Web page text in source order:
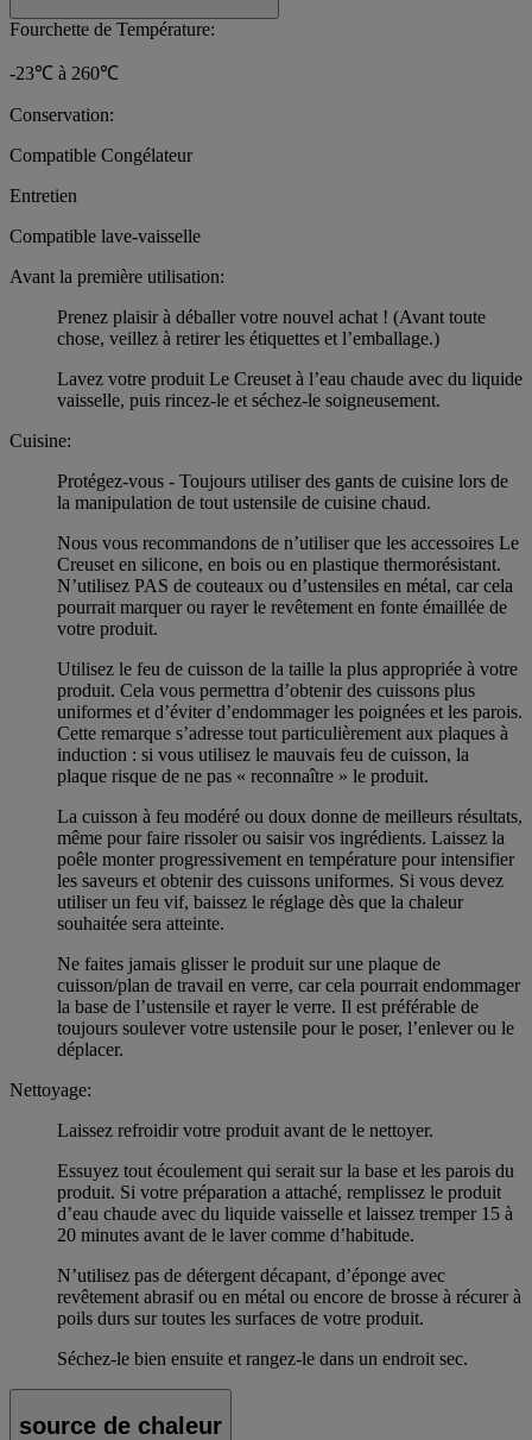
Fourchette de Température:
-23℃ à 260℃
Conservation:
Compatible Congélateur
Entretien
Compatible lave-vaisselle
Avant la première utilisation:
Prenez plaisir à déballer votre nouvel achat ! (Avant toute
chose, veillez à retirer les étiquettes et l’emballage.)
Lavez votre produit Le Creuset à l’eau chaude avec du liquide
vaisselle, puis rincez-le et séchez-le soigneusement.
Cuisine:
Protégez-vous - Toujours utiliser des gants de cuisine lors de
la manipulation de tout ustensile de cuisine chaud.
Nous vous recommandons de n’utiliser que les accessoires Le
Creuset en silicone, en bois ou en plastique thermorésistant.
N’utilisez PAS de couteaux ou d’ustensiles en métal, car cela
pourrait marquer ou rayer le revêtement en fonte émaillée de
votre produit.
Utilisez le feu de cuisson de la taille la plus appropriée à votre
produit. Cela vous permettra d’obtenir des cuissons plus
uniformes et d’éviter d’endommager les poignées et les parois.
Cette remarque s’adresse tout particulièrement aux plaques à
induction : si vous utilisez le mauvais feu de cuisson, la
plaque risque de ne pas « reconnaître » le produit.
La cuisson à feu modéré ou doux donne de meilleurs résultats,
même pour faire rissoler ou saisir vos ingrédients. Laissez la
poêle monter progressivement en température pour intensifier
les saveurs et obtenir des cuissons uniformes. Si vous devez
utiliser un feu vif, baissez le réglage dès que la chaleur
souhaitée sera atteinte.
Ne faites jamais glisser le produit sur une plaque de
cuisson/plan de travail en verre, car cela pourrait endommager
la base de l’ustensile et rayer le verre. Il est préférable de
toujours soulever votre ustensile pour le poser, l’enlever ou le
déplacer.
Nettoyage:
Laissez refroidir votre produit avant de le nettoyer.
Essuyez tout écoulement qui serait sur la base et les parois du
produit. Si votre préparation a attaché, remplissez le produit
d’eau chaude avec du liquide vaisselle et laissez tremper 15 à
20 minutes avant de le laver comme d’habitude.
N’utilisez pas de détergent décapant, d’éponge avec
revêtement abrasif ou en métal ou encore de brosse à récurer à
poils durs sur toutes les surfaces de votre produit.
Séchez-le bien ensuite et rangez-le dans un endroit sec.
source de chaleur